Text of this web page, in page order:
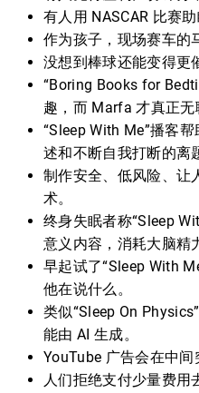
有人用 NASCAR 比赛
作为孩子，现场赛车的
没想到棒球还能变得更
“Boring Books for
趣，而 Marfa 才真正无
“Sleep With Me”播客
述和不断自我打断的离
制作安全、低风险、让
术。
终身失眠者称“Sleep
意义内容，消耗大脑精
早起试了“Sleep With
他在说什么。
类似“Sleep On
能由 AI 生成。
YouTube 广告会在中间
人们拒绝支付少量费用